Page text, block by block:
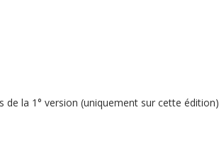
la 1° version (uniquement sur cette édition)